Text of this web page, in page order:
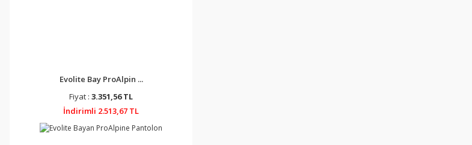
Evolite Bay ProAlpin ...
Fiyat : 3.351,56 TL
İndirimli 2.513,67 TL